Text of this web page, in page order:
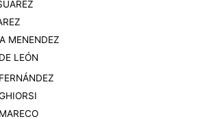
MENENDEZ
LEÓN